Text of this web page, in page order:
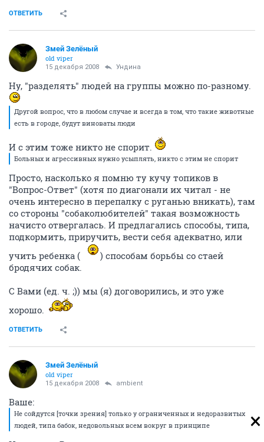
ОТВЕТИТЬ
Змей Зелёный
old viper
15 декабря 2008 Ундина
Ну, "разделять" людей на группы можно по-разному.
Другой вопрос, что в любом случае и всегда в том, что такие животные
есть в городе, будут виноваты люди
И с этим тоже никто не спорит.
Больных и агрессивных нужно усыплять, никто с этим не спорит
Просто, насколько я помню ту кучу топиков в
"Вопрос-Ответ" (хотя по диагонали их читал - не
очень интересно в перепалку с руганью вникать), там
со стороны "собаколюбителей" такая возможность
начисто отвергалась. И предлагались способы, типа,
подкормить, приручить, вести себя адекватно, или
учить ребенка (
) способам борьбы со стаей
бродячих собак.
С Вами (ед. ч. ;)) мы (я) договорились, и это уже
хорошо.
ОТВЕТИТЬ
Змей Зелёный
old viper
15 декабря 2008 ambient
Ваше:
Не сойдутся [точки зрения] только у ограниченных и недоразвитых
людей, типа бабок, недовольных всем вокруг в принципе